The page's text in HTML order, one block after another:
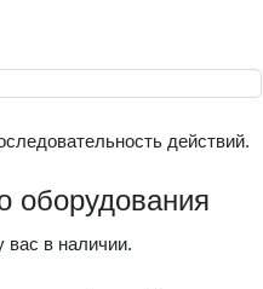
действий.
оборудования
вас в наличии.